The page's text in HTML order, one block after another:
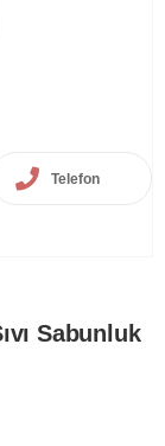
Telefon
Sabunluk